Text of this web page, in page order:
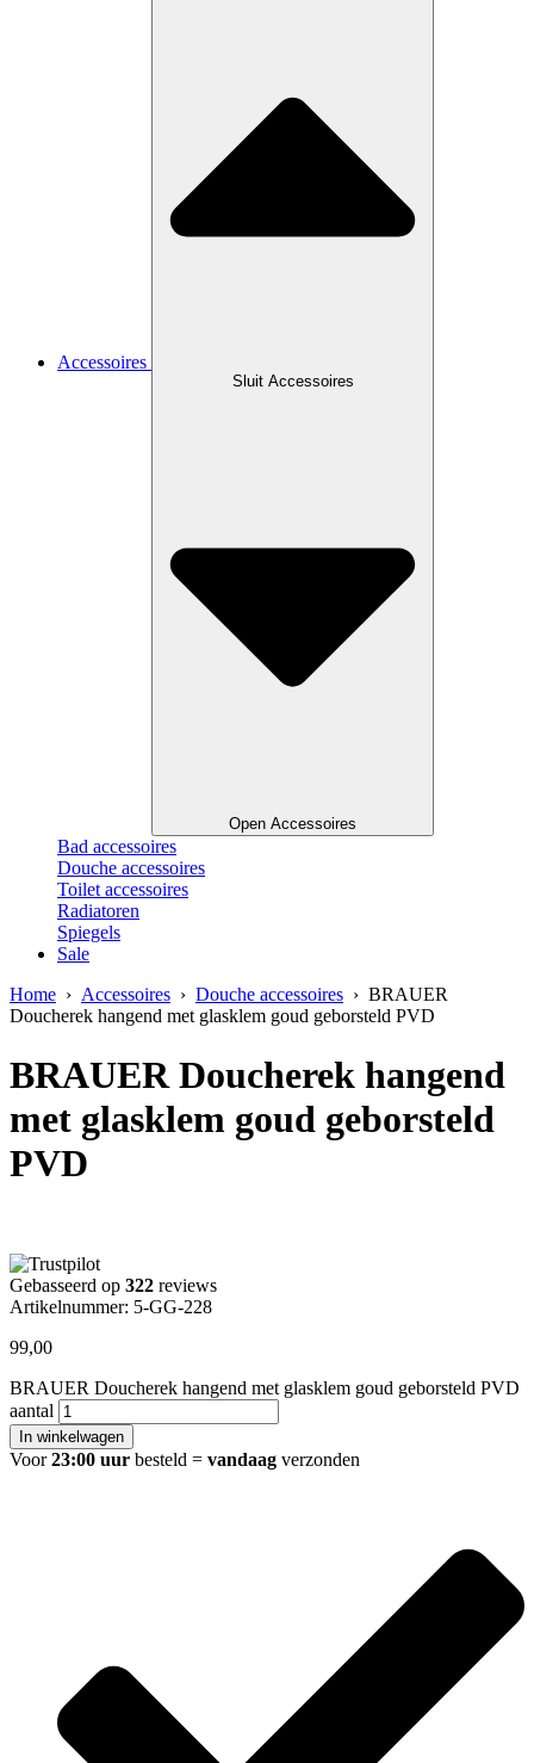
Accessoires
Sluit Accessoires
Open Accessoires
Bad accessoires
Douche accessoires
Toilet accessoires
Radiatoren
Spiegels
Sale
Home › Accessoires › Douche accessoires › BRAUER
Doucherek hangend met glasklem goud geborsteld PVD
BRAUER Doucherek hangend
met glasklem goud geborsteld
PVD
Gebasseerd op 322 reviews
Artikelnummer: 5-GG-228
99,00
BRAUER Doucherek hangend met glasklem goud geborsteld PVD
aantal
In winkelwagen
Voor23:00 uur besteld = vandaag verzonden